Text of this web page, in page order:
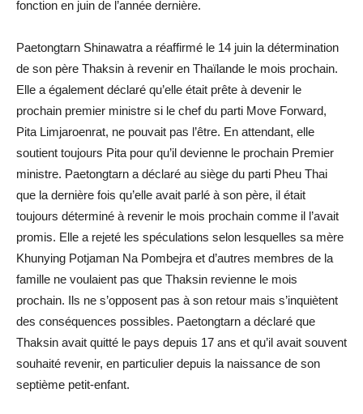
fonction en juin de l’année dernière.
Paetongtarn Shinawatra a réaffirmé le 14 juin la détermination
de son père Thaksin à revenir en Thaïlande le mois prochain.
Elle a également déclaré qu’elle était prête à devenir le
prochain premier ministre si le chef du parti Move Forward,
Pita Limjaroenrat, ne pouvait pas l’être. En attendant, elle
soutient toujours Pita pour qu’il devienne le prochain Premier
ministre. Paetongtarn a déclaré au siège du parti Pheu Thai
que la dernière fois qu’elle avait parlé à son père, il était
toujours déterminé à revenir le mois prochain comme il l’avait
promis. Elle a rejeté les spéculations selon lesquelles sa mère
Khunying Potjaman Na Pombejra et d’autres membres de la
famille ne voulaient pas que Thaksin revienne le mois
prochain. Ils ne s’opposent pas à son retour mais s’inquiètent
des conséquences possibles. Paetongtarn a déclaré que
Thaksin avait quitté le pays depuis 17 ans et qu’il avait souvent
souhaité revenir, en particulier depuis la naissance de son
septième petit-enfant.